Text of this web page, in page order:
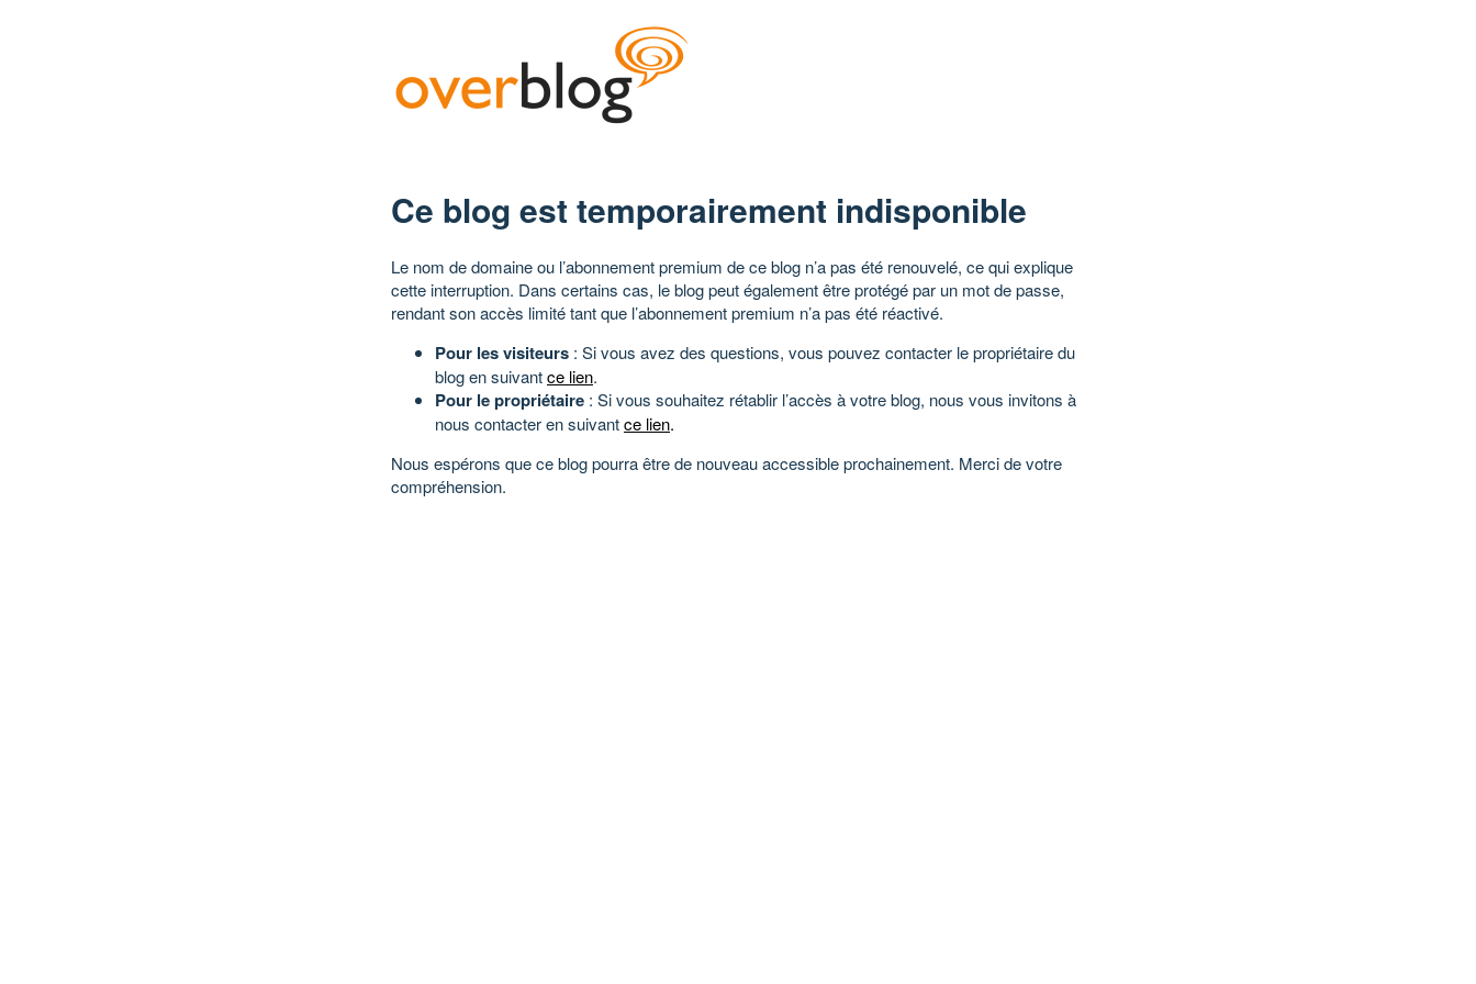
Ce blog est temporairement indisponible
Le nom de domaine ou l’abonnement premium de ce blog n’a pas été renouvelé, ce qui explique
cette interruption. Dans certains cas, le blog peut également être protégé par un mot de passe,
rendant son accès limité tant que l’abonnement premium n’a pas été réactivé.
Pour les visiteurs : Si vous avez des questions, vous pouvez contacter le propriétaire du
blog en suivantce lien.
Pour le propriétaire : Si vous souhaitez rétablir l’accès à votre blog, nous vous invitons à
nous contacter en suivantce lien.
Nous espérons que ce blog pourra être de nouveau accessible prochainement. Merci de votre
compréhension.